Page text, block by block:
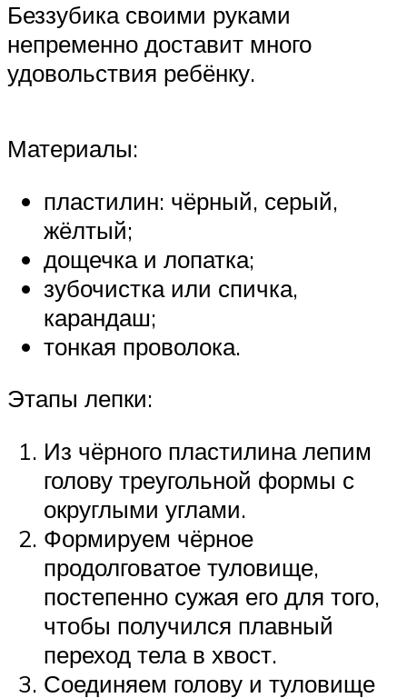
Беззубика своими руками
непременно доставит много
удовольствия ребёнку.
Материалы:
пластилин: чёрный, серый,
жёлтый;
дощечка и лопатка;
зубочистка или спичка,
карандаш;
тонкая проволока.
Этапы лепки:
Из чёрного пластилина лепим
голову треугольной формы с
округлыми углами.
Формируем чёрное
продолговатое туловище,
постепенно сужая его для того,
чтобы получился плавный
переход тела в хвост.
Соединяем голову и туловище